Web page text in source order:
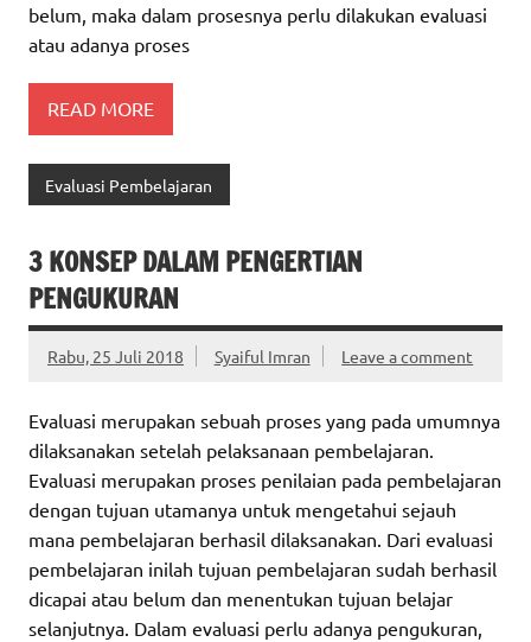
belum, maka dalam prosesnya perlu dilakukan evaluasi
atau adanya proses
READ MORE
Evaluasi Pembelajaran
3 KONSEP DALAM PENGERTIAN
PENGUKURAN
Rabu, 25 Juli 2018 Syaiful Imran Leave a comment
Evaluasi merupakan sebuah proses yang pada umumnya
dilaksanakan setelah pelaksanaan pembelajaran.
Evaluasi merupakan proses penilaian pada pembelajaran
dengan tujuan utamanya untuk mengetahui sejauh
mana pembelajaran berhasil dilaksanakan. Dari evaluasi
pembelajaran inilah tujuan pembelajaran sudah berhasil
dicapai atau belum dan menentukan tujuan belajar
selanjutnya. Dalam evaluasi perlu adanya pengukuran,